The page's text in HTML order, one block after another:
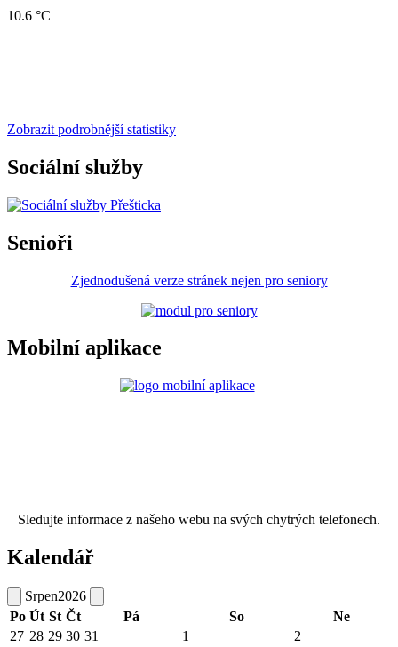
10.6 °C
Zobrazit podrobnější statistiky
Sociální služby
Senioři
Zjednodušená verze stránek nejen pro seniory
Mobilní aplikace
Sledujte informace z našeho webu na svých chytrých telefonech.
Kalendář
Srpen2026
Po Út St Čt Pá So
Ne
27 28 29 30 31 1 2